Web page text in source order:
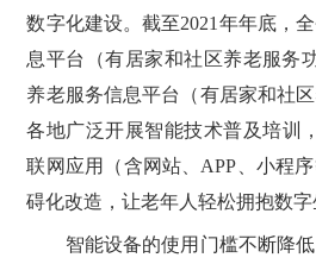
数字化建设。截至2021年年底，
息平台（有居家和社区养老服务
养老服务信息平台（有居家和社区
各地广泛开展智能技术普及培训
联网应用（含网站、APP、小程
碍化改造，让老年人轻松拥抱数字
智能设备的使用门槛不断降低